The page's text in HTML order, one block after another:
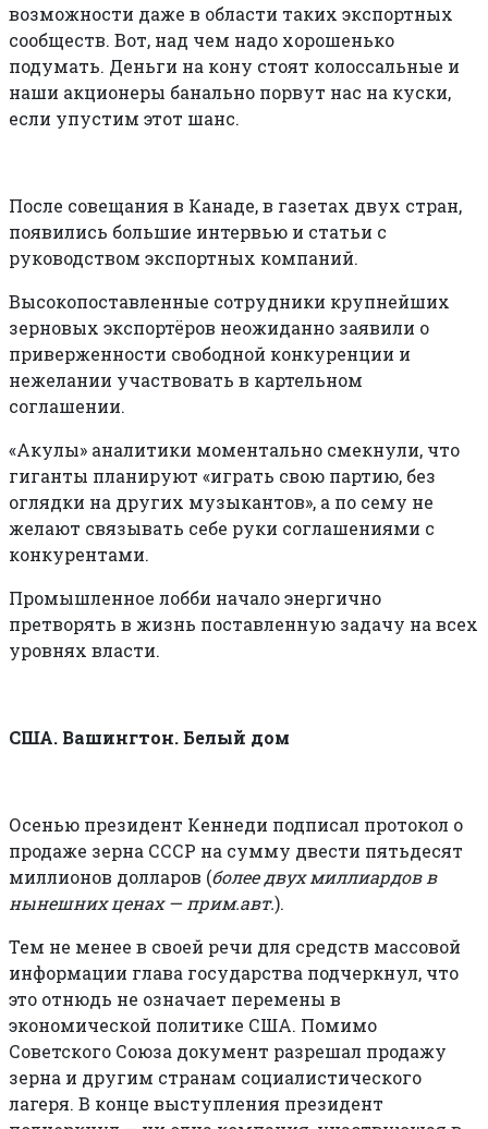
возможности даже в области таких экспортных
сообществ. Вот, над чем надо хорошенько
подумать. Деньги на кону стоят колоссальные и
наши акционеры банально порвут нас на куски,
если упустим этот шанс.
После совещания в Канаде, в газетах двух стран,
появились большие интервью и статьи с
руководством экспортных компаний.
Высокопоставленные сотрудники крупнейших
зерновых экспортёров неожиданно заявили о
приверженности свободной конкуренции и
нежелании участвовать в картельном
соглашении.
«Акулы» аналитики моментально смекнули, что
гиганты планируют «играть свою партию, без
оглядки на других музыкантов», а по сему не
желают связывать себе руки соглашениями с
конкурентами.
Промышленное лобби начало энергично
претворять в жизнь поставленную задачу на всех
уровнях власти.
США. Вашингтон. Белый дом
Осенью президент Кеннеди подписал протокол о
продаже зерна СССР на сумму двести пятьдесят
миллионов долларов (более двух миллиардов в
нынешних ценах — прим.авт.).
Тем не менее в своей речи для средств массовой
информации глава государства подчеркнул, что
это отнюдь не означает перемены в
экономической политике США. Помимо
Советского Союза документ разрешал продажу
зерна и другим странам социалистического
лагеря. В конце выступления президент